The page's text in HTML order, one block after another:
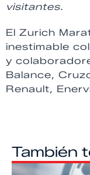
visitantes.
El Zurich
inestimable
y
Balance,
Renault,
También